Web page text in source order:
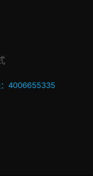
4006655335